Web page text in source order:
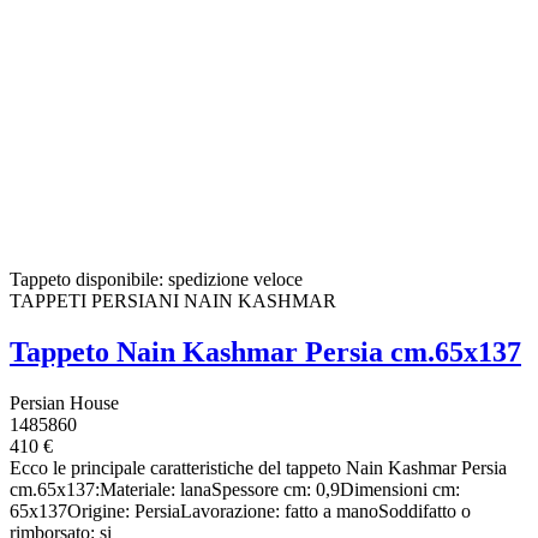
Tappeto disponibile: spedizione veloce
TAPPETI PERSIANI NAIN KASHMAR
Tappeto Nain Kashmar Persia cm.65x137
Persian House
1485860
410 €
Ecco le principale caratteristiche del tappeto Nain Kashmar Persia
cm.65x137:Materiale: lanaSpessore cm: 0,9Dimensioni cm:
65x137Origine: PersiaLavorazione: fatto a manoSoddifatto o
rimborsato: si